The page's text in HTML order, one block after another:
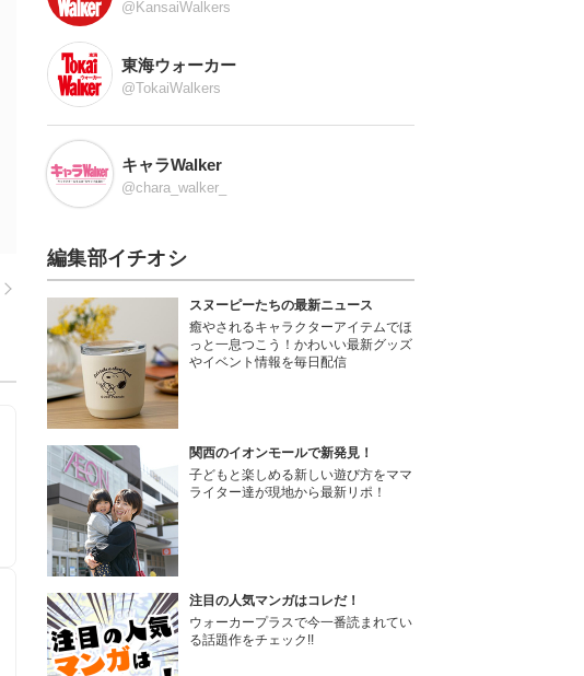
@KansaiWalkers
東海ウォーカー
@TokaiWalkers
キャラWalker
@chara_walker_
編集部イチオシ
スヌーピーたちの最新ニュース
癒やされるキャラクターアイテムでほ
っと一息つこう！かわいい最新グッズ
やイベント情報を毎日配信
関西のイオンモールで新発見！
子どもと楽しめる新しい遊び方をママ
ライター達が現地から最新リポ！
注目の人気マンガはコレだ！
ウォーカープラスで今一番読まれてい
る話題作をチェック!!